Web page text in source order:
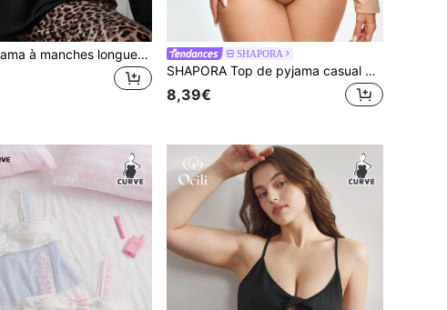
Top de pyjama à manches longues pour femmes grande taille, populaire en automne/hiver, 1 pièce SHAPORA
SHAPORA Top de pyjama casual grande taille, couleur unie, automne
8,39€